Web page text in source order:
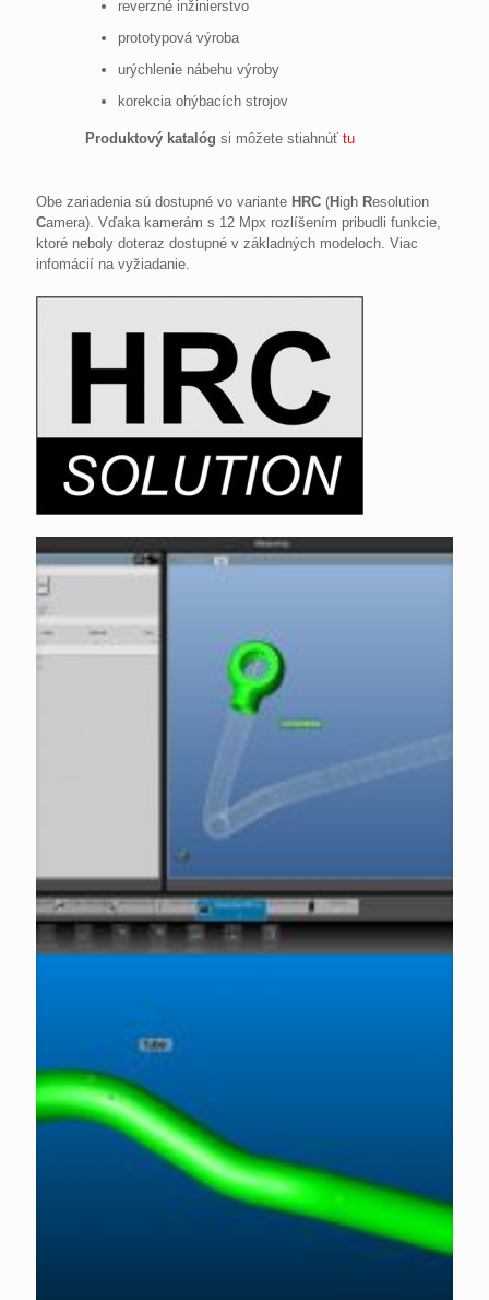
reverzné inžinierstvo
prototypová výroba
urýchlenie nábehu výroby
korekcia ohýbacích strojov
Produktový katalóg si môžete stiahnúť tu
Obe zariadenia sú dostupné vo variante HRC (H igh Resolution
Camera). Vďaka kamerám s 12 Mpx rozlíšením pribudli funkcie,
ktoré neboly doteraz dostupné v základných modeloch. Viac
infomácií na vyžiadanie.